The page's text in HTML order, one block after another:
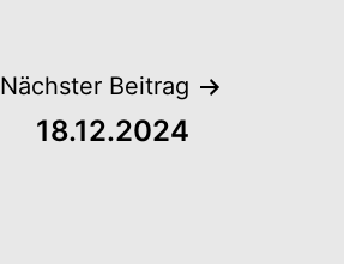
Nächster Beitrag
18.12.2024